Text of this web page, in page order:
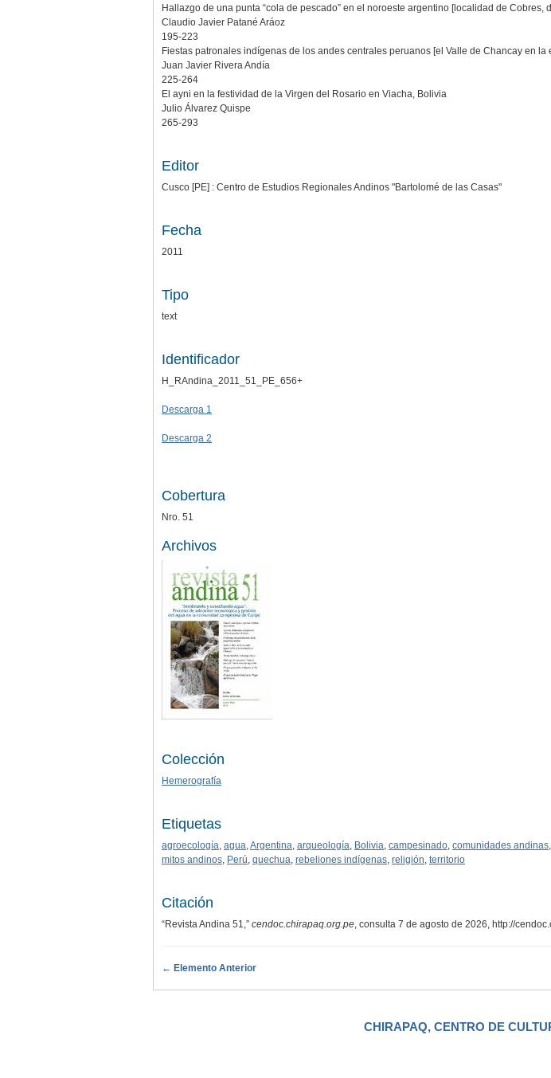
Hallazgo de una punta “cola de pescado” en el noroeste argentino [localidad de Cobres,
Claudio Javier Patané Aráoz
195-223
Fiestas patronales indígenas de los andes centrales peruanos [el Valle de Chancay en
Juan Javier Rivera Andía
225-264
El ayni en la festividad de la Virgen del Rosario en Viacha, Bolivia
Julio Álvarez Quispe
265-293
Editor
Cusco [PE] : Centro de Estudios Regionales Andinos "Bartolomé de las Casas"
Fecha
2011
Tipo
text
Identificador
H_RAndina_2011_51_PE_656+
Descarga 1
Descarga 2
Cobertura
Nro. 51
Archivos
Colección
Hemerografía
Etiquetas
agroecología agua Argentina arqueología Bolivia campesinado comunidades andinas
mitos andinos Perú quechua rebeliones indígenas religión territorio
Citación
“Revista Andina 51,” cendoc.chirapaq.org.pe , consulta 7 de agosto de 2026, http://
← Elemento Anterior
CHIRAPAQ, CENTRO DE